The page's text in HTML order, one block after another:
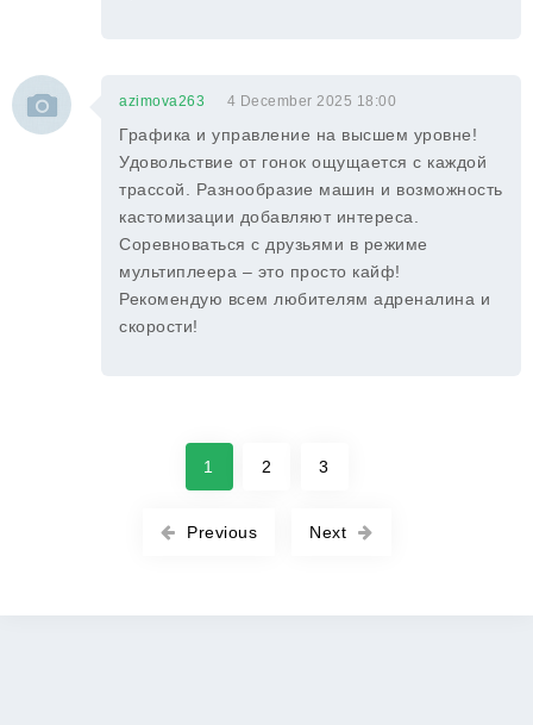
azimova263 4 December 2025 18:00
Графика и управление на высшем уровне!
Удовольствие от гонок ощущается с каждой
трассой. Разнообразие машин и возможность
кастомизации добавляют интереса.
Соревноваться с друзьями в режиме
мультиплеера – это просто кайф!
Рекомендую всем любителям адреналина и
скорости!
Previous
1 2 3
Next